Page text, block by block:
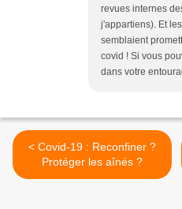
revues internes
j'appartiens). Et
semblaient
covid ! Si vous
dans votre
< Covid-19 : Reconfiner ?
Protéger les aînés ?